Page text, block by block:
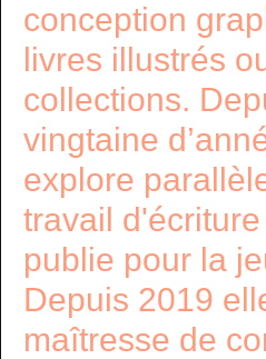
conception
livres illustrés
collections.
vingtaine
explore
travail
publie pour la
Depuis 2019
maîtresse de